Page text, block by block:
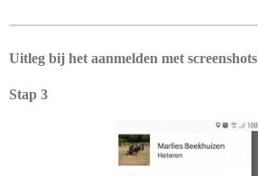
Uitleg bij het aanmelden met screenshots
Stap 3